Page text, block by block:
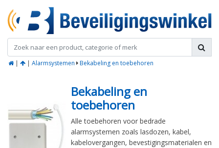
| | Alarmsystemen Bekabeling en toebehoren
Bekabeling en
toebehoren
Alle toebehoren voor bedrade
alarmsystemen zoals lasdozen, kabel,
kabelovergangen, bevestigingsmaterialen en